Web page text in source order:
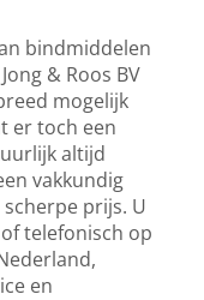
bindmiddelen
& Roos BV
mogelijk
er toch een
altijd
vakkundig
prijs. U
of telefonisch op
en